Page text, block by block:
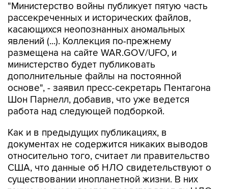
"Министерство войны публикует пятую часть
рассекреченных и исторических файлов,
касающихся неопознанных аномальных
явлений (...). Коллекция по-прежнему
размещена на сайте WAR.GOV/UFO, и
министерство будет публиковать
дополнительные файлы на постоянной
основе", - заявил пресс-секретарь Пентагона
Шон Парнелл, добавив, что уже ведется
работа над следующей подборкой.
Как и в предыдущих публикациях, в
документах не содержится никаких выводов
относительно того, считает ли правительство
США, что данные об НЛО свидетельствуют о
существовании инопланетной жизни. В них